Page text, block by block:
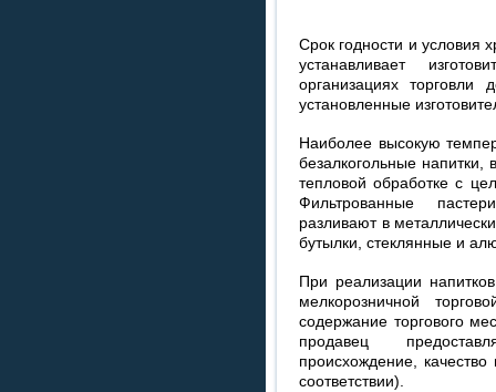
Срок годности и условия
устанавливает
организациях торговли
установленные
Наиболее высокую
безалкогольные напитки,
тепловой обработке с
Фильтрованные
разливают в
бутылки, стеклянные и
При реализации
мелкорозничной
содержание торгового
продавец
происхождение,
соответствии).